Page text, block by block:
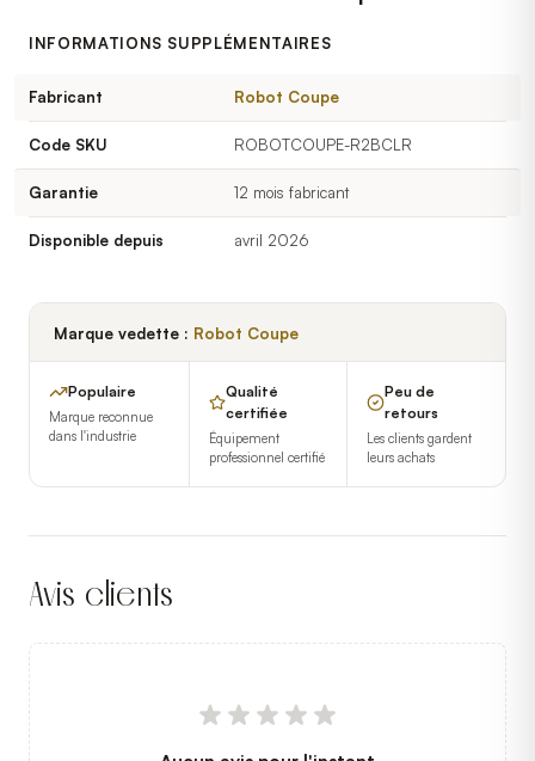
INFORMATIONS SUPPLÉMENTAIRES
Fabricant Robot Coupe
Code SKU ROBOTCOUPE-R2BCLR
Garantie 12 mois fabricant
Disponible depuis avril 2026
Marque vedette : Robot Coupe
Populaire
Marque reconnue
dans l'industrie
Qualité
certifiée
Équipement
professionnel certifié
Peu de
retours
Les clients gardent
leurs achats
Avis clients